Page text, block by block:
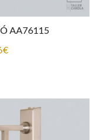
AA76115
€Rango
desde
hasta